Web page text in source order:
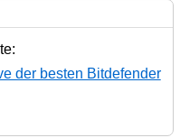
der besten Bitdefender